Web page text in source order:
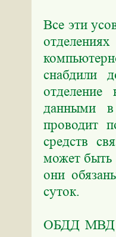
Все эти
снабдили
данными
проводит
средств
может быть
они
суток.
ОБДД МВД